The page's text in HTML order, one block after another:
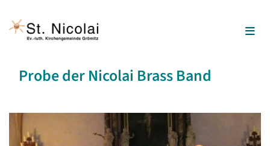
Probe der Nicolai Brass Band